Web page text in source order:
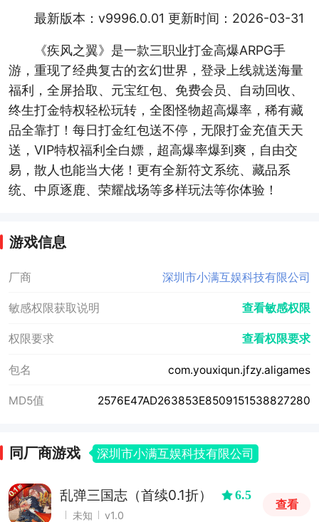
最新版本：v9996.0.01 更新时间：2026-03-31
《疾风之翼》是一款三职业打金高爆ARPG手
游，重现了经典复古的玄幻世界，登录上线就送海量
福利，全屏拾取、元宝红包、免费会员、自动回收、
终生打金特权轻松玩转，全图怪物超高爆率，稀有藏
品全靠打！每日打金红包送不停，无限打金充值天天
送，VIP特权福利全白嫖，超高爆率爆到爽，自由交
易，散人也能当大佬！更有全新符文系统、藏品系
统、中原逐鹿、荣耀战场等多样玩法等你体验！
游戏信息
厂商 深圳市小满互娱科技有限公司
敏感权限获取说明 查看敏感权限
权限要求 查看权限要求
包名 com.youxiqun.jfzy.aligames
MD5值 2576E47AD263853E8509151538827280
同厂商游戏 深圳市小满互娱科技有限公司
乱弹三国志（首续0.1折） 6.5
未知 v1.0
查看